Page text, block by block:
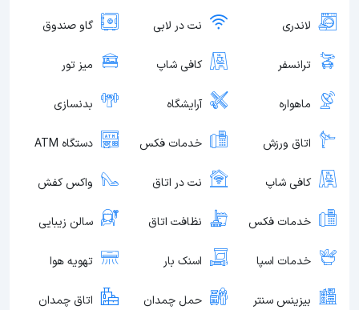
لاندری نت در لابی گاو صندوق
ترانسفر کافی شاپ میز تور
ماهواره آرایشگاه بدنسازی
اتاق ورزش خدمات فکس دستگاه ATM
کافی شاپ نت در اتاق واکس کفش
خدمات فکس نظافت اتاق سالن زیبایی
خدمات اسپا اسنک بار تهویه هوا
بیزینس سنتر حمل چمدان اتاق چمدان